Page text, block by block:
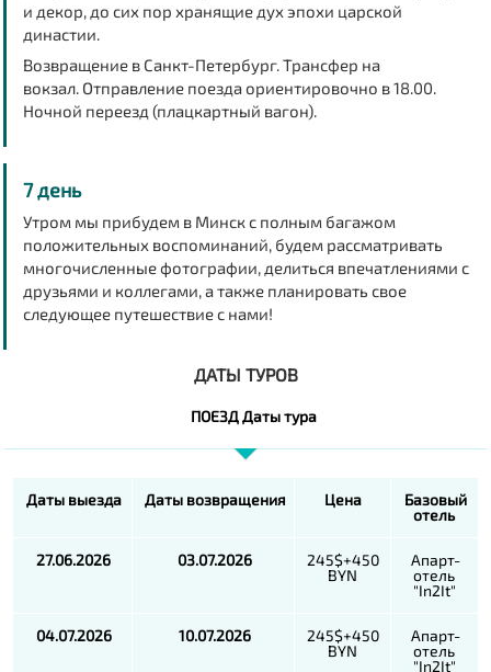
и декор, до сих пор хранящие дух эпохи царской
династии.
Возвращение в Санкт-Петербург. Трансфер на
вокзал. Отправление поезда ориентировочно в18.00.
Ночной переезд (плацкартный вагон).
7 день
Утром мы прибудем в Минск с полным багажом
положительных воспоминаний, будем рассматривать
многочисленные фотографии, делиться впечатлениями с
друзьями и коллегами, а также планировать свое
следующее путешествие с нами!
ДАТЫ ТУРОВ
ПОЕЗД Даты тура
Даты выезда Даты возвращения Цена
Базовый
отель
27.06.2026 03.07.2026
245$+450
BYN
Апарт-
отель
"In2It"
04.07.2026 10.07.2026
245$+450
BYN
Апарт-
отель
"In2It"